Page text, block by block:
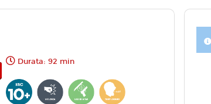
Durata: 92 min